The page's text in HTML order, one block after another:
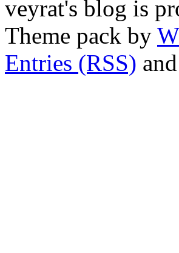
veyrat's blog is
Theme pack by
Entries (RSS) and